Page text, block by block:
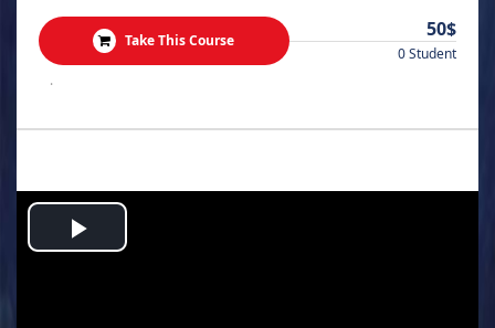
Take This Course 50$
0 Student
.
Play